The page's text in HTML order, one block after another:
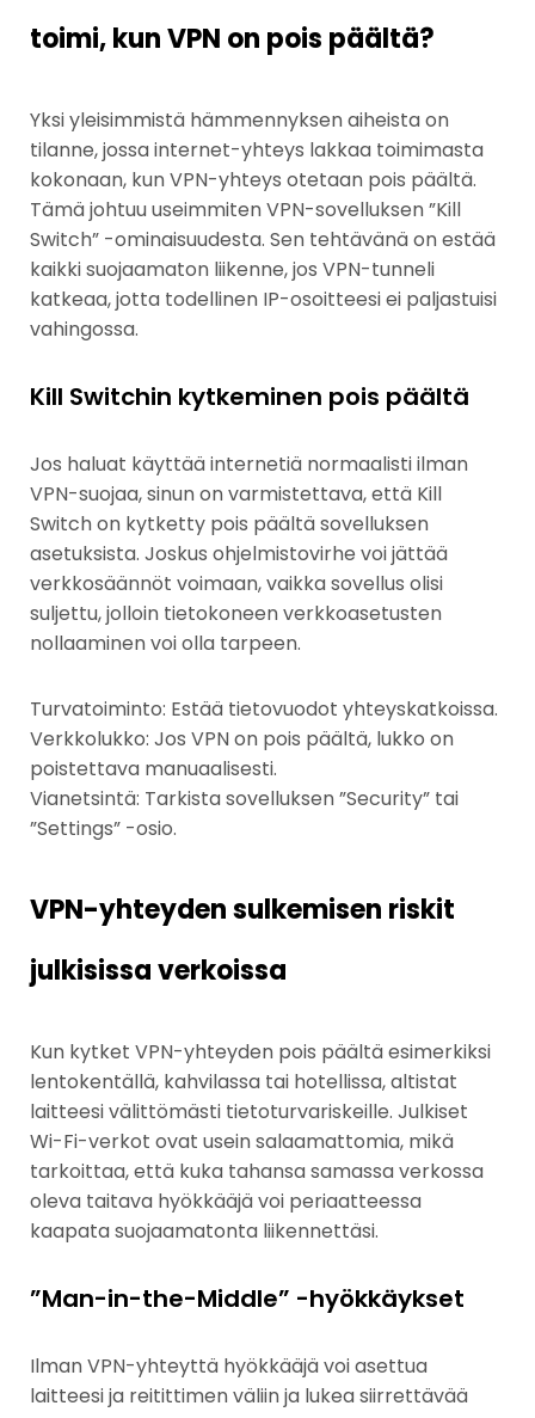
toimi, kun VPN on pois päältä?
Yksi yleisimmistä hämmennyksen aiheista on
tilanne, jossa internet-yhteys lakkaa toimimasta
kokonaan, kun VPN-yhteys otetaan pois päältä.
Tämä johtuu useimmiten VPN-sovelluksen ”Kill
Switch” -ominaisuudesta. Sen tehtävänä on estää
kaikki suojaamaton liikenne, jos VPN-tunneli
katkeaa, jotta todellinen IP-osoitteesi ei paljastuisi
vahingossa.
Kill Switchin kytkeminen pois päältä
Jos haluat käyttää internetiä normaalisti ilman
VPN-suojaa, sinun on varmistettava, että Kill
Switch on kytketty pois päältä sovelluksen
asetuksista. Joskus ohjelmistovirhe voi jättää
verkkosäännöt voimaan, vaikka sovellus olisi
suljettu, jolloin tietokoneen verkkoasetusten
nollaaminen voi olla tarpeen.
Turvatoiminto: Estää tietovuodot yhteyskatkoissa.
Verkkolukko: Jos VPN on pois päältä, lukko on
poistettava manuaalisesti.
Vianetsintä: Tarkista sovelluksen ”Security” tai
”Settings” -osio.
VPN-yhteyden sulkemisen riskit
julkisissa verkoissa
Kun kytket VPN-yhteyden pois päältä esimerkiksi
lentokentällä, kahvilassa tai hotellissa, altistat
laitteesi välittömästi tietoturvariskeille. Julkiset
Wi-Fi-verkot ovat usein salaamattomia, mikä
tarkoittaa, että kuka tahansa samassa verkossa
oleva taitava hyökkääjä voi periaatteessa
kaapata suojaamatonta liikennettäsi.
”Man-in-the-Middle” -hyökkäykset
Ilman VPN-yhteyttä hyökkääjä voi asettua
laitteesi ja reitittimen väliin ja lukea siirrettävää